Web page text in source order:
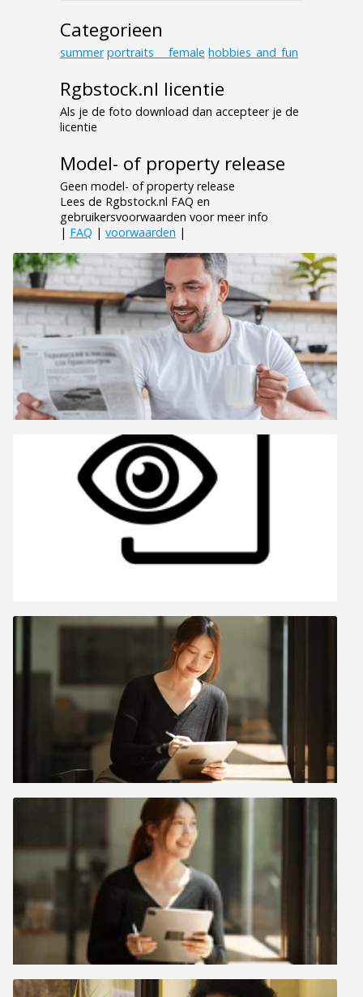
Categorieen
summer portraits___female hobbies_and_fun
Rgbstock.nl licentie
Als je de foto download dan accepteer je de
licentie
Model- of property release
Geen model- of property release
Lees de Rgbstock.nl FAQ en
gebruikersvoorwaarden voor meer info
| FAQ | voorwaarden |